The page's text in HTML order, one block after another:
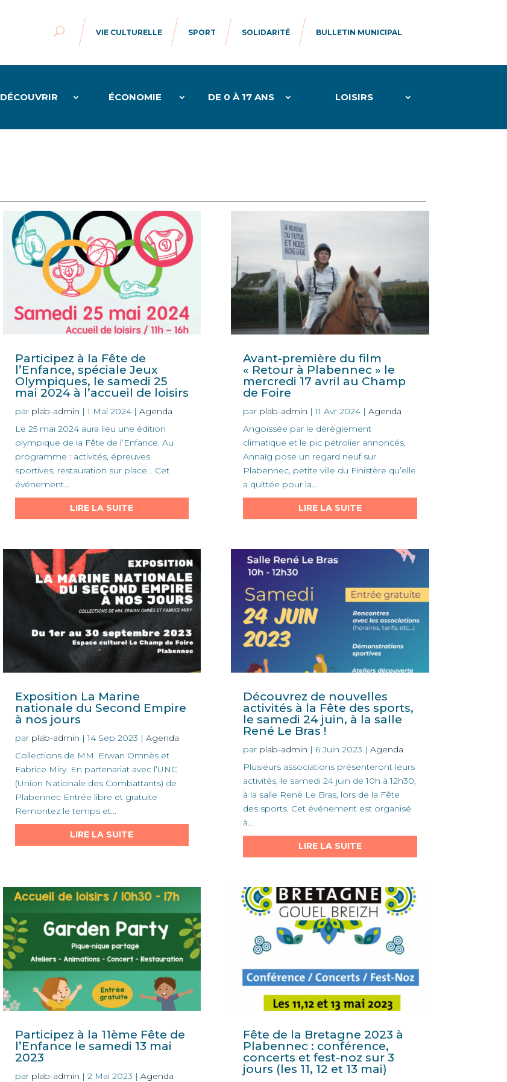
VIE CULTURELLE SPORT SOLIDARITÉ BULLETIN MUNICIPAL
DÉCOUVRIR ÉCONOMIE DE 0 À 17 ANS LOISIRS
Participez à la Fête de
l’Enfance, spéciale Jeux
Olympiques, le samedi 25
mai 2024 à l’accueil de loisirs
par plab-admin |1 Mai 2024| Agenda
Le 25 mai 2024 aura lieu une édition
olympique de la Fête de l’Enfance. Au
programme : activités, épreuves
sportives, restauration sur place… Cet
événement...
LIRE LA SUITE
Avant-première du film
« Retour à Plabennec » le
mercredi 17 avril au Champ
de Foire
par plab-admin |11 Avr 2024| Agenda
Angoissée par le dérèglement
climatique et le pic pétrolier annoncés,
Annaïg pose un regard neuf sur
Plabennec, petite ville du Finistère qu’elle
a quittée pour la...
LIRE LA SUITE
Exposition La Marine
nationale du Second Empire
à nos jours
par plab-admin |14 Sep 2023 | Agenda
Collections de MM. Erwan Omnès et
Fabrice Miry. En partenariat avec l’UNC
(Union Nationale des Combattants) de
Plabennec Entrée libre et gratuite
Remontez le temps et...
LIRE LA SUITE
Découvrez de nouvelles
activités à la Fête des sports,
le samedi 24 juin, à la salle
René Le Bras !
par plab-admin | 6 Juin 2023 | Agenda
Plusieurs associations présenteront leurs
activités, le samedi 24 juin de 10h à 12h30,
à la salle René Le Bras, lors de la Fête
des sports. Cet événement est organisé
à...
LIRE LA SUITE
Participez à la 11ème Fête de
l’Enfance le samedi 13 mai
2023
par plab-admin | 2 Mai 2023 | Agenda
Fête de la Bretagne 2023 à
Plabennec : conférence,
concerts et fest-noz sur 3
jours (les 11, 12 et 13 mai)